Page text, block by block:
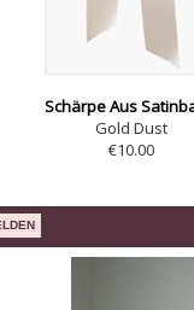
Schärpe Aus
Gold Dust
€10.00